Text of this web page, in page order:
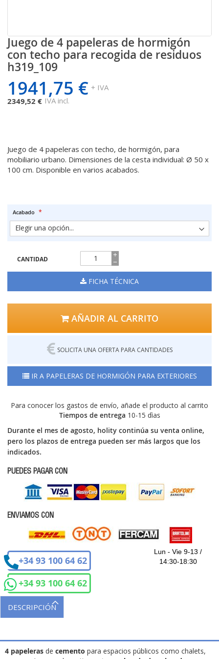
Juego de 4 papeleras de hormigón
con techo para recogida de residuos
h319_109
1941,75 € + IVA
2349,52 € IVA incl.
Juego de 4 papeleras con techo, de hormigón, para
mobiliario urbano. Dimensiones de la cesta individual: Ø 50 x
100 cm. Disponible en varios acabados.
Acabado
CANTIDAD
FICHA TÉCNICA
AÑADIR AL CARRITO
SOLICITA UNA OFERTA PARA CANTIDADES
IR A PAPELERAS DE HORMIGÓN PARA EXTERIORES
Para conocer los gastos de envío, añade el producto al carrito
Tiempos de entrega 10-15 dìas
Durante el mes de agosto, holity continúa su venta online,
pero los plazos de entrega pueden ser más largos que los
indicados.
PUEDES PAGAR CON
ENVIAMOS CON
+34 93 100 64 62
+34 93 100 64 62
Lun - Vie 9-13 /
14:30-18:30
Saltar
al
comienzo
de
galería
de
DESCRIPCIÓN
4 papeleras de cemento para espacios públicos como chalets,